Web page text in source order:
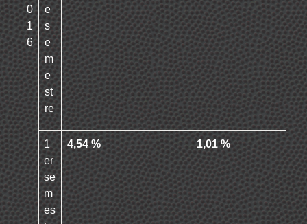
0
1
6
e
s
e
m
e
st
re
1
er
se
m
es
4,54 % 1,01 %